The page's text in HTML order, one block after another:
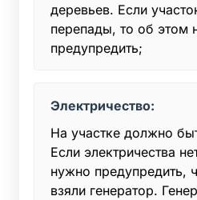
деревьев. Если
перепады, то об этом
предупредить;
Электричество:
На участке должно
Если электричества
нужно предупредить,
взяли генератор.